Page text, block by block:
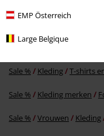
EMP Österreich
Large Belgique
Sale % Kleding T-shirts
Sale % Kleding merken
Sale % Vrouwen Kleding